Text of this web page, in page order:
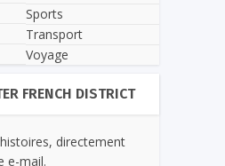
Sports
Transport
Voyage
FRENCH DISTRICT
directement
e-mail.